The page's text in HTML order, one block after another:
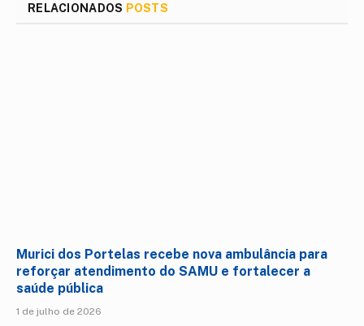
RELACIONADOS POSTS
Murici dos Portelas recebe nova ambulância para
reforçar atendimento do SAMU e fortalecer a
saúde pública
1 de julho de 2026